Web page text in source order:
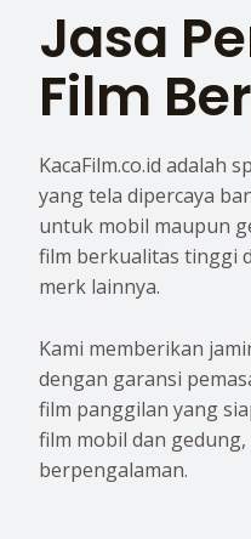
Jasa
Film
KacaFilm.co.id adalah
yang tela dipercaya
untuk mobil maupun
film berkualitas tinggi
merk lainnya.
Kami memberikan
dengan garansi
film panggilan yang
film mobil dan
berpengalaman.